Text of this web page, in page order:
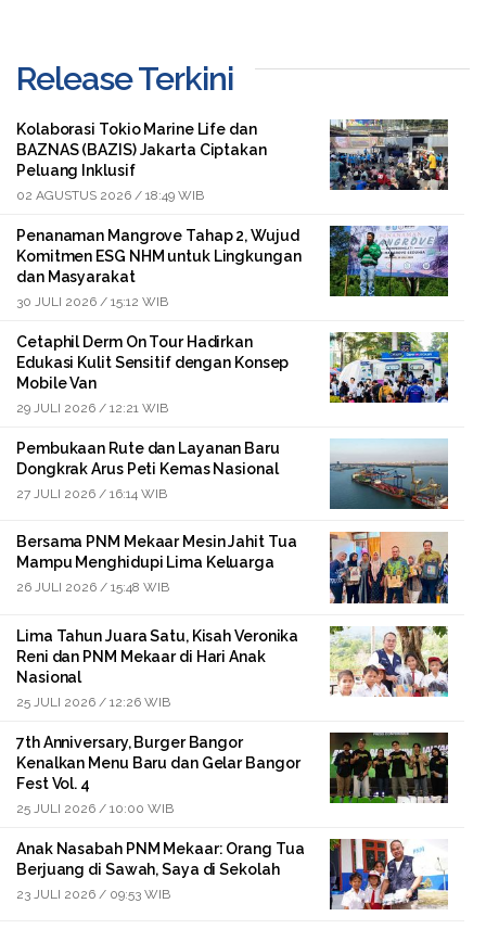
Release Terkini
Kolaborasi Tokio Marine Life dan
BAZNAS (BAZIS) Jakarta Ciptakan
Peluang Inklusif
02 AGUSTUS 2026 / 18:49 WIB
Penanaman Mangrove Tahap 2, Wujud
Komitmen ESG NHM untuk Lingkungan
dan Masyarakat
30 JULI 2026 / 15:12 WIB
Cetaphil Derm On Tour Hadirkan
Edukasi Kulit Sensitif dengan Konsep
Mobile Van
29 JULI 2026 / 12:21 WIB
Pembukaan Rute dan Layanan Baru
Dongkrak Arus Peti Kemas Nasional
27 JULI 2026 / 16:14 WIB
Bersama PNM Mekaar Mesin Jahit Tua
Mampu Menghidupi Lima Keluarga
26 JULI 2026 / 15:48 WIB
Lima Tahun Juara Satu, Kisah Veronika
Reni dan PNM Mekaar di Hari Anak
Nasional
25 JULI 2026 / 12:26 WIB
7th Anniversary, Burger Bangor
Kenalkan Menu Baru dan Gelar Bangor
Fest Vol. 4
25 JULI 2026 / 10:00 WIB
Anak Nasabah PNM Mekaar: Orang Tua
Berjuang di Sawah, Saya di Sekolah
23 JULI 2026 / 09:53 WIB